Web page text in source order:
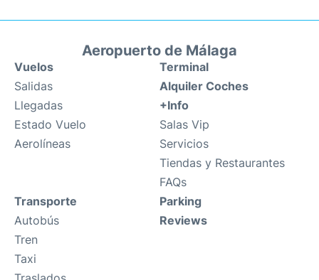
Aeropuerto de Málaga
Vuelos
Salidas
Llegadas
Estado Vuelo
Aerolíneas
Terminal
Alquiler Coches
+Info
Salas Vip
Servicios
Tiendas y Restaurantes
FAQs
Transporte
Autobús
Tren
Taxi
Parking
Reviews